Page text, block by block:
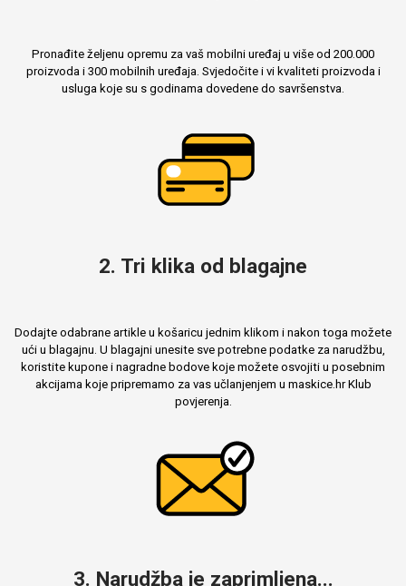
Pronađite željenu opremu za vaš mobilni uređaj u više od 200.000
proizvoda i 300 mobilnih uređaja. Svjedočite i vi kvaliteti proizvoda i
usluga koje su s godinama dovedene do savršenstva.
2. Tri klika od blagajne
Dodajte odabrane artikle u košaricu jednim klikom i nakon toga možete
ući u blagajnu. U blagajni unesite sve potrebne podatke za narudžbu,
koristite kupone i nagradne bodove koje možete osvojiti u posebnim
akcijama koje pripremamo za vas učlanjenjem u maskice.hr Klub
povjerenja.
3. Narudžba je zaprimljena...